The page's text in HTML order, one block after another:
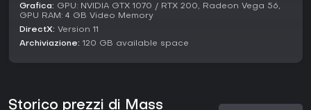
2026, con ore di contenuto senza bisogno di supporto
continuo.
Grafica: GPU: NVIDIA GTX 1070 / RTX 200, Radeon Vega 56,
GPU RAM: 4 GB Video Memory
DirectX: Version 11
Archiviazione: 120 GB available space
Storico prezzi di Mass